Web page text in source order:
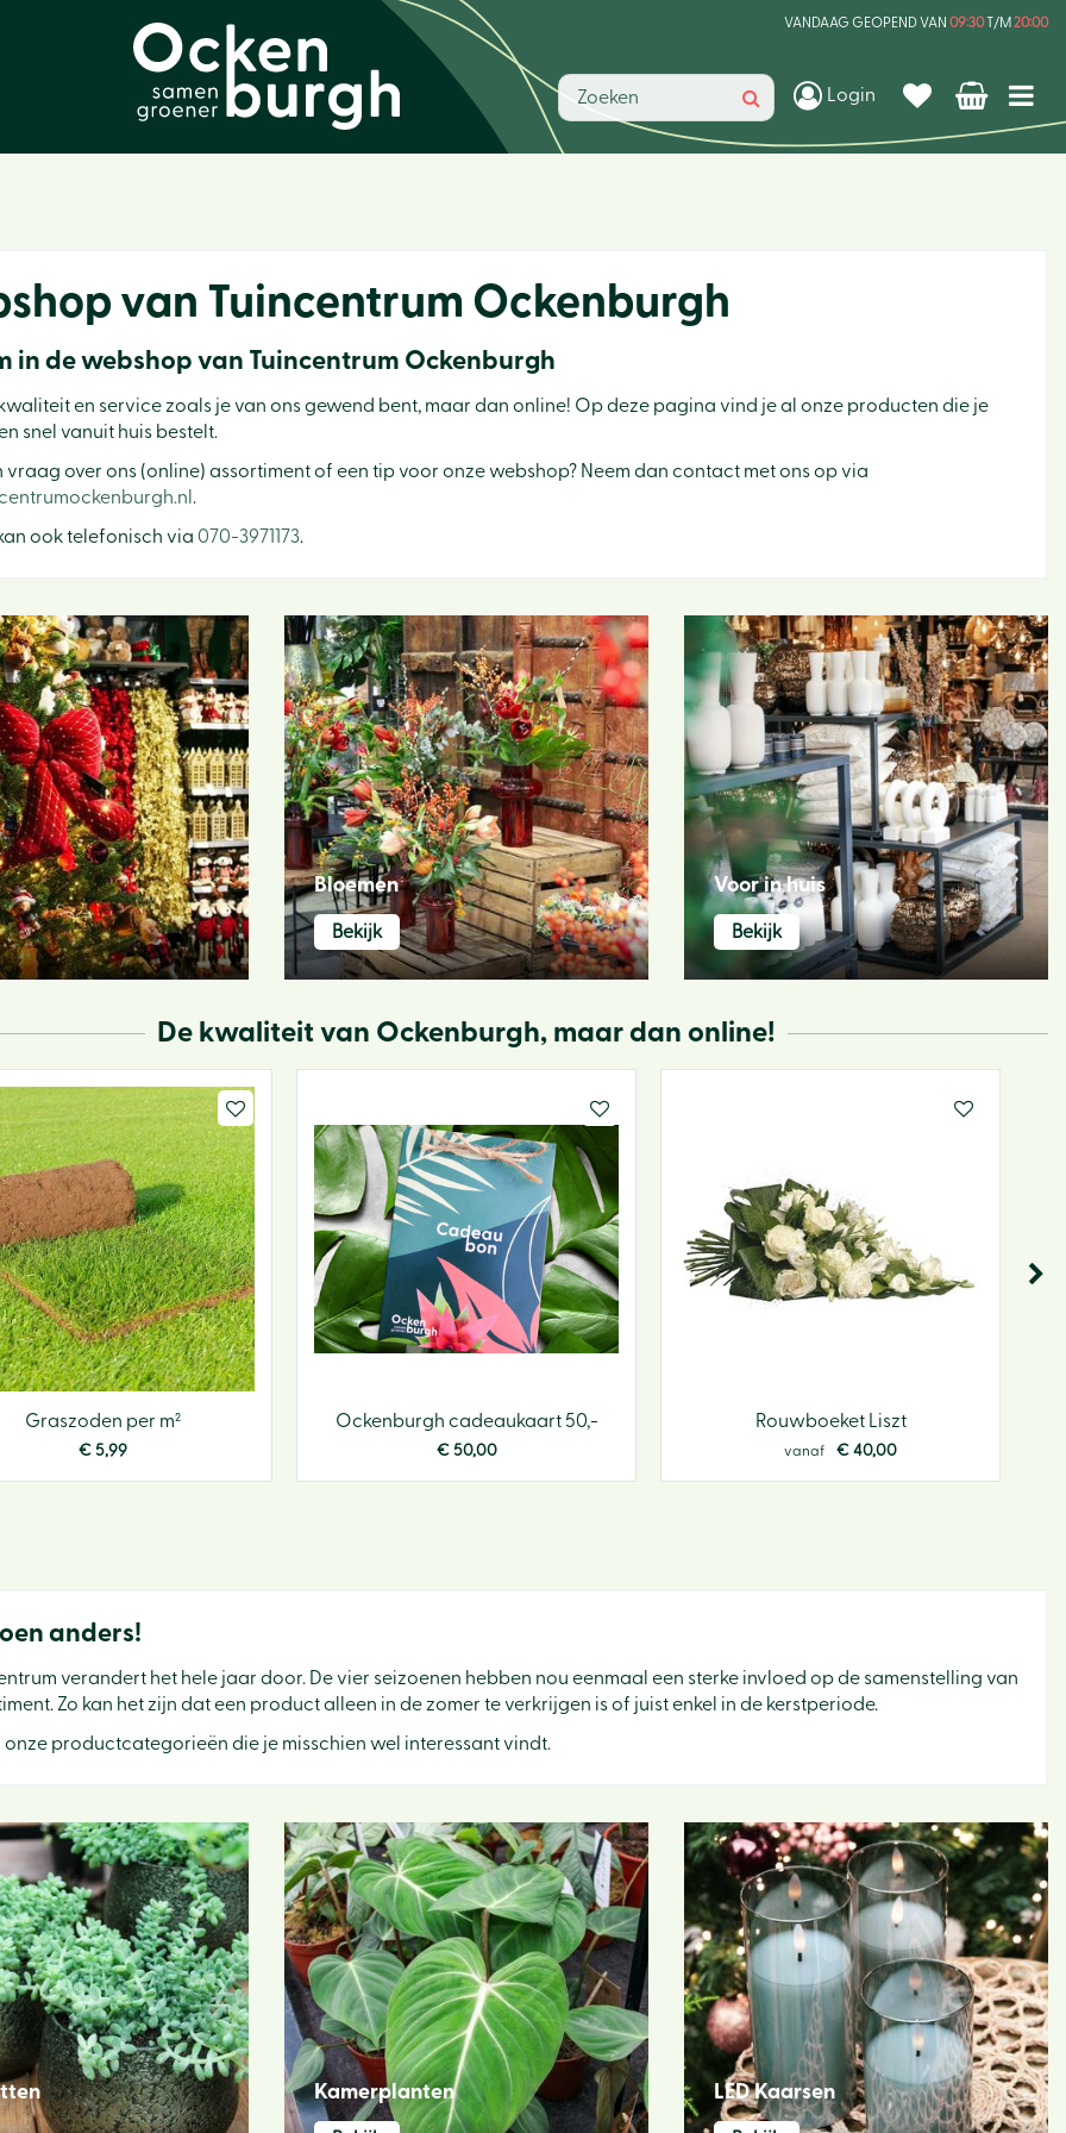
VANDAAG GEOPEND VAN 09:30T/M 20:00
Login
van Tuincentrum Ockenburgh
in de webshop van Tuincentrum Ockenburgh
en service zoals je van ons gewend bent, maar dan online! Op deze pagina vind je al onze producten die je
snel vanuit huis bestelt.
vraag over ons (online) assortiment of een tip voor onze webshop? Neem dan contact met ons op via
.
ook telefonisch via 070-3971173.
Bloemen
Bekijk
Voor in huis
Bekijk
De kwaliteit van Ockenburgh, maar dan online!
Graszoden per m²
€ 5,99
Ockenburgh cadeaukaart 50,-
€ 50,00
Rouwboeket Liszt
vanaf € 40,00
anders!
verandert het hele jaar door. De vier seizoenen hebben nou eenmaal een sterke invloed op de samenstelling van
Zo kan het zijn dat een product alleen in de zomer te verkrijgen is of juist enkel in de kerstperiode.
onze productcategorieën die je misschien wel interessant vindt.
Kamerplanten LED Kaarsen